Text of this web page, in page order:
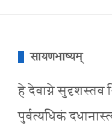
सायणभाष्यम्
हे देवाग्ने सुदृशस्तव
पुर्वत्यधिकं